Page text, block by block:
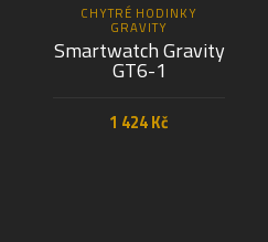
CHYTRÉ HODINKY
GRAVITY
Smartwatch Gravity
GT6-1
1 424Kč